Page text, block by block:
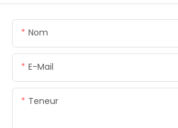
Nom
E-Mail
Teneur